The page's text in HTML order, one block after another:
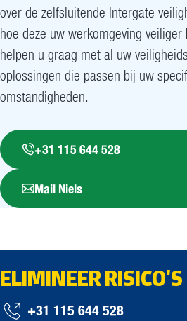
over de zelfsluitende Intergate
hoe deze uw werkomgeving veiliger
helpen u graag met al uw
oplossingen die passen bij uw
omstandigheden.
+31 115 644 528
Mail Niels
ELIMINEER RISICO'S
+31 115 644 528